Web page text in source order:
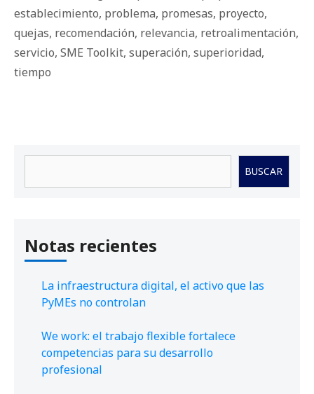
establecimiento, problema, promesas, proyecto,
quejas, recomendación, relevancia, retroalimentación,
servicio, SME Toolkit, superación, superioridad,
tiempo
BUSCAR
Notas recientes
La infraestructura digital, el activo que las
PyMEs no controlan
We work: el trabajo flexible fortalece
competencias para su desarrollo
profesional